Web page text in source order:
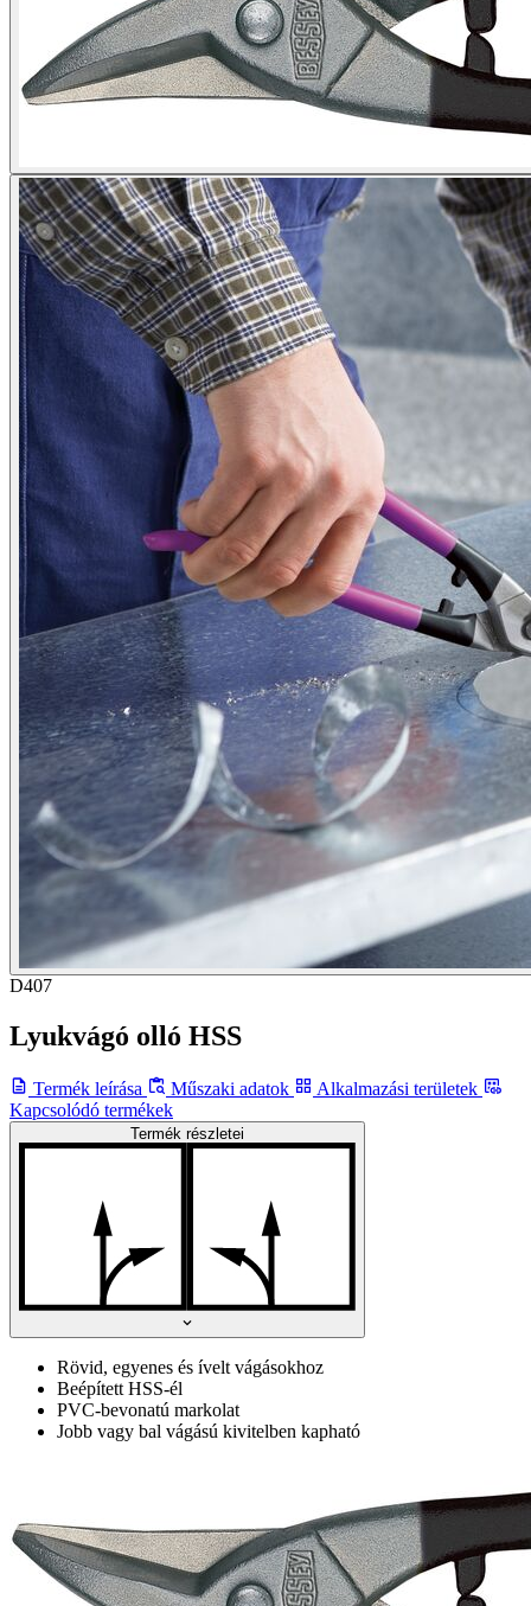
D407
Lyukvágó olló HSS
Termék leírása Műszaki adatok
Alkalmazási területek
Kapcsolódó termékek
Termék részletei
Rövid, egyenes és ívelt vágásokhoz
Beépített HSS-él
PVC-bevonatú markolat
Jobb vagy bal vágású kivitelben kapható